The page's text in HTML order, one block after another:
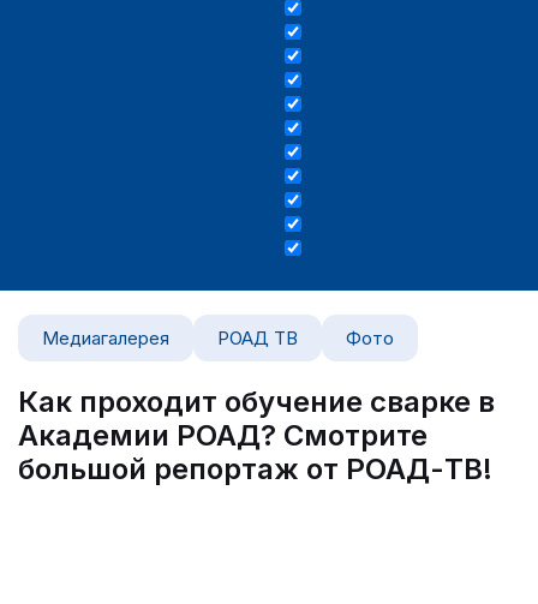
Медиагалерея РОАД ТВ Фото
Как проходит обучение сварке в
Академии РОАД? Смотрите
большой репортаж от РОАД-ТВ!